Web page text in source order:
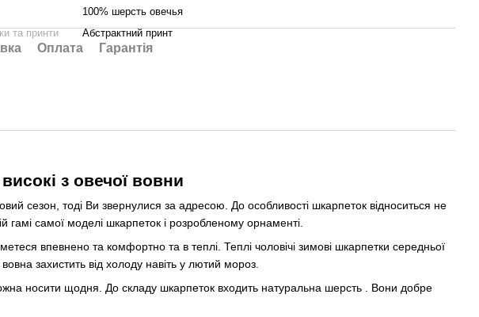
100% шерсть овечья
та принти
Абстрактний принт
Оплата Гарантія
з овечої вовни
сезон, тоді Ви звернулися за адресою. До особливості шкарпеток відноситься не
гамі самої моделі шкарпеток і розробленому орнаменті.
впевнено та комфортно та в теплі. Теплі чоловічі зимові шкарпетки середньої
захистить від холоду навіть у лютий мороз.
носити щодня. До складу шкарпеток входить натуральна шерсть . Вони добре